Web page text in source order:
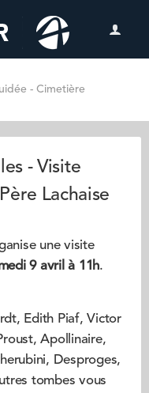
- Cimetière
- Visite
Lachaise
une visite
9 avril à 11h.
Edith Piaf, Victor
Apollinaire,
Desproges,
tombes vous